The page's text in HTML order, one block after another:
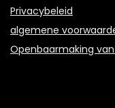
Privacybeleid
algemene
Openbaarmaking